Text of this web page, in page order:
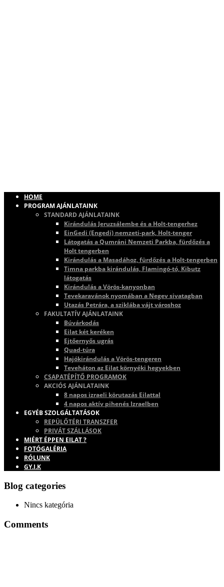
HOME
PROGRAM AJÁNLATAINK
STANDARD AJÁNLATAINK
Kirándulás Jeruzsálembe és a Holt-tengerhez
EinGedi (Engedi) nemzeti-park, Holt-tenger
Látogatás a Qumráni Nemzeti Parkba, fürdőzés a
Holt tengerben
Kirándulás a Masadához, fürdőzés a Holt-tengerben
Timna parkba kirándulás, Flamingó-tó, Kibutz
látogatás
Kirándulás a Vörös-kanyonban
Tevekaravánok nyomában a Negev sivatagban
Utazás Petrára, a sziklába vájt városhoz
FAKULTATÍV AJÁNLATAINK
Búvárkodás
Eilat két keréken
Ejtőernyős ugrás
Quad-túra
Hajókirándulás a Vörös-tengeren
Teveháton az Eilat környéki hegyekben
CSAPATÉPÍTŐ PROGRAMOK
AKCIÓS AJÁNLATAINK
8 napos izraeli körutazás Eilattal
4 napos aktív pihenés Izraelben
EGYÉB SZOLGÁLTATÁSOK
REPÜLŐTÉRI TRANSZFER
PRIVÁT SZÁLLÁSOK
MIÉRT ÉPPEN EILAT ?
FOTÓGALÉRIA
RÓLUNK
GY.I.K
Blog categories
Nincs kategória
Comments